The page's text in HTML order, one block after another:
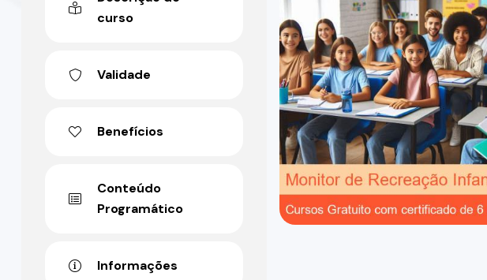
curso
Validade
Benefícios
Conteúdo
Programático
Informações